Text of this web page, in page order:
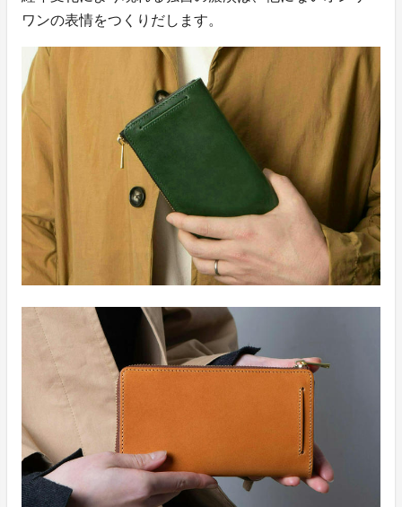
ワンの表情をつくりだします。